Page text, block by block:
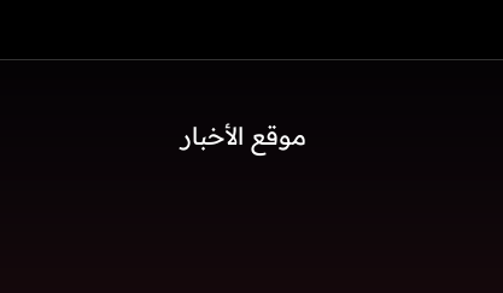
موقع الأخبار